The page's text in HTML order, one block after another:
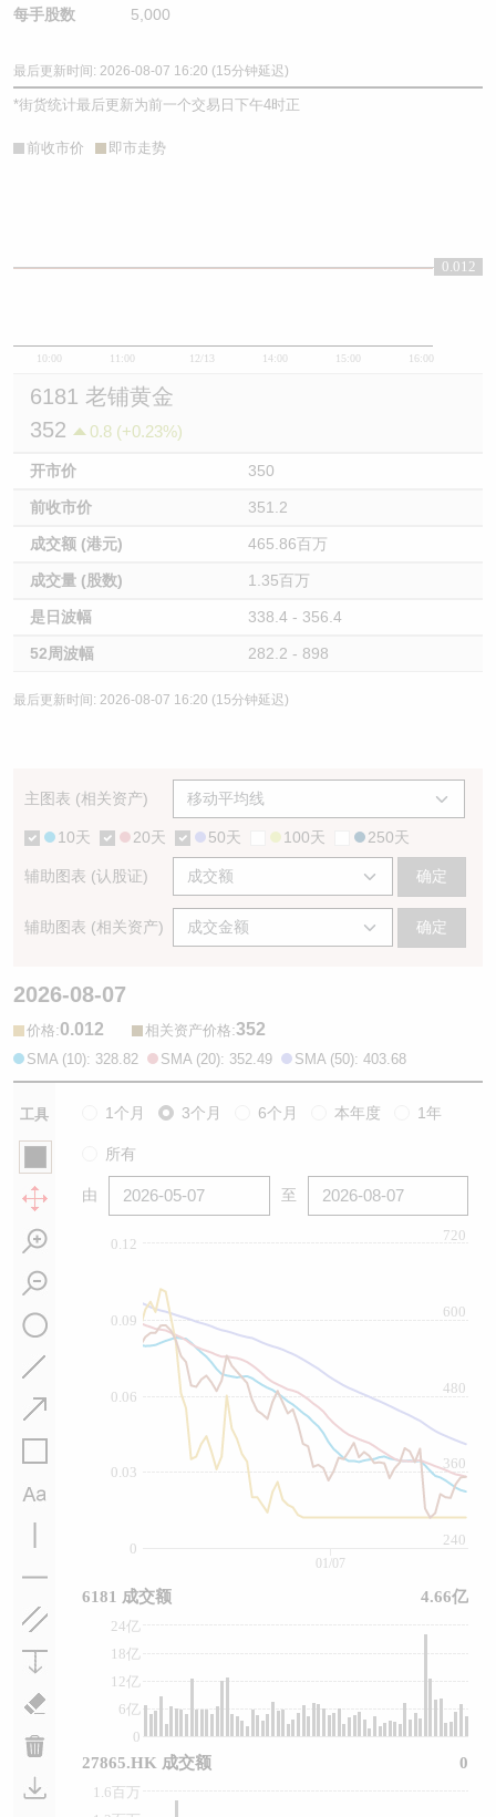
每手股数 5,000
最后更新时间: 2026-08-07 16:20 (15分钟延迟)
*街货统计最后更新为前一个交易日下午4时正
前收市价 即市走势
10:00 11:00 12/13 14:00 15:00 16:00
0.012
0.012
6181 老铺黄金
352
0.8 (+0.23%)
开市价 350
前收市价 351.2
成交额 (港元) 465.86百万
成交量 (股数) 1.35百万
是日波幅 338.4 - 356.4
52周波幅 282.2 - 898
最后更新时间: 2026-08-07 16:20 (15分钟延迟)
主图表 (相关资产)
10天 20天 50天 100天 250天
辅助图表 (认股证) 确定
辅助图表 (相关资产) 确定
2026-08-07
价格:0.012 相关资产价格:352
SMA (10): 328.82 SMA (20): 352.49 SMA (50): 403.68
工具 1个月 3个月 6个月 本年度 1年
所有
由 至
0
0.03
0.06
0.09
0.12
240
360
480
600
720
0
6亿
12亿
18亿
24亿
1.6百万
01/07
6181 成交额 4.66亿
27865.HK 成交额 0